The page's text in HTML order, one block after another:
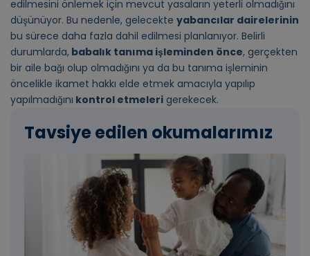
edilmesini önlemek için mevcut yasaların yeterli olmadığını
düşünüyor. Bu nedenle, gelecekte yabancılar dairelerinin
bu sürece daha fazla dahil edilmesi planlanıyor. Belirli
durumlarda, babalık tanıma işleminden önce, gerçekten
bir aile bağı olup olmadığını ya da bu tanıma işleminin
öncelikle ikamet hakkı elde etmek amacıyla yapılıp
yapılmadığını kontrol etmeleri gerekecek.
Tavsiye edilen okumalarımız